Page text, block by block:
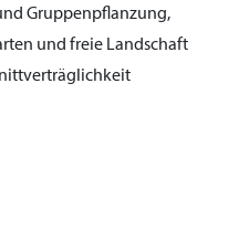
Gruppenpflanzung,
und freie Landschaft